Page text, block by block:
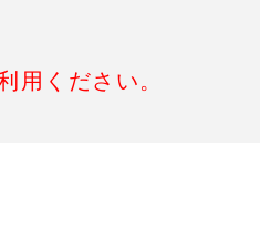
用ください。